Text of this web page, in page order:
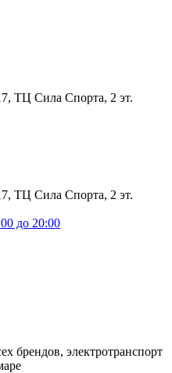
ТЦ Сила Спорта, 2 эт.
ТЦ Сила Спорта, 2 эт.
до 20:00
брендов, электротранспорт